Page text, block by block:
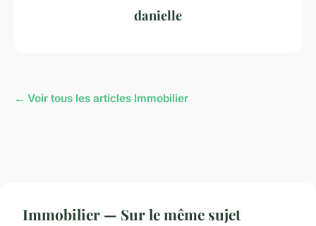
danielle
← Voir tous les articles Immobilier
Immobilier — Sur le même sujet